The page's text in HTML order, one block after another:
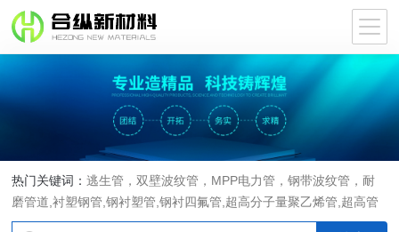
热门关键词：逃生管，双壁波纹管，MPP电力管，钢带波纹管，耐
磨管道,衬塑钢管,钢衬塑管,钢衬四氟管,超高分子量聚乙烯管,超高管